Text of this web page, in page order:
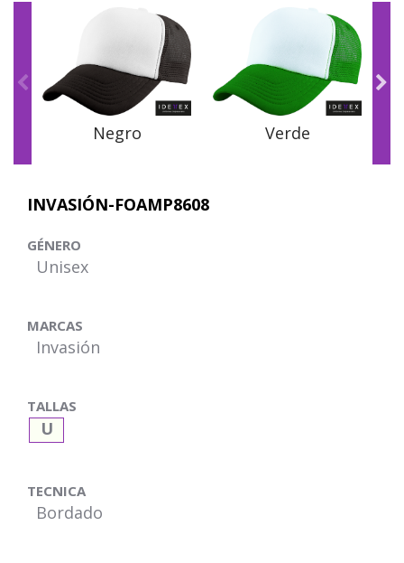
Negro Verde
INVASIÓN-FOAMP8608
GÉNERO
Unisex
MARCAS
Invasión
TALLAS
U
TECNICA
Bordado